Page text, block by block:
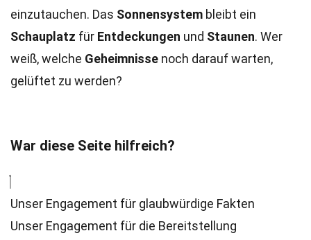
einzutauchen. Das Sonnensystem bleibt ein
Schauplatz für Entdeckungen und Staunen. Wer
weiß, welche Geheimnisse noch darauf warten,
gelüftet zu werden?
War diese Seite hilfreich?
Unser Engagement für glaubwürdige Fakten
Unser Engagement für die Bereitstellung